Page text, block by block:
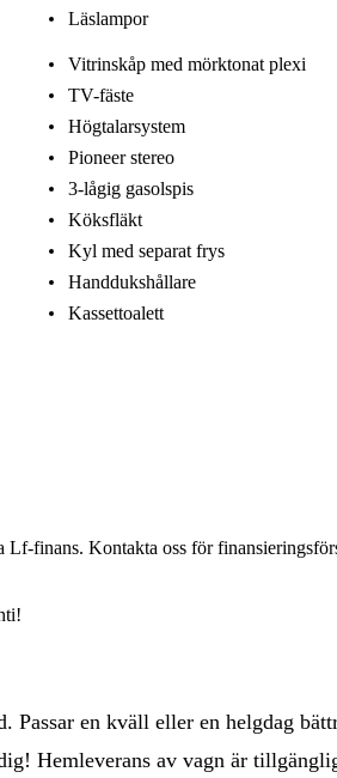
Läslampor
Vitrinskåp med mörktonat plexi
TV-fäste
Högtalarsystem
Pioneer stereo
3-lågig gasolspis
Köksfläkt
Kyl med separat frys
Handdukshållare
Kassettoalett
finans. Kontakta oss för
en kväll eller en helgdag
Hemleverans av vagn är